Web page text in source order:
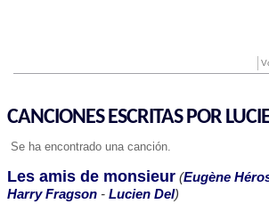
CANCIONES ESCRITAS POR
Se ha encontrado una canción.
Les amis de monsieur (Eugène
Harry Fragson - Lucien Del)